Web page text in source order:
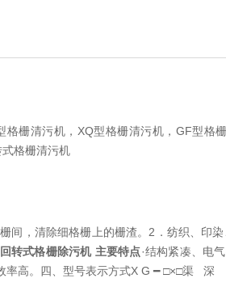
栅清污机，XQ型格栅清污机，GF型格
格栅清污机
间，清除细格栅上的栅渣。2．纺织、印
转式格栅除污机主要特点·结构紧凑、电
率高。四、型号表示方式X G ━ □×□渠 深